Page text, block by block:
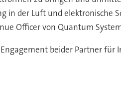
in der Luft und elektronische
Officer von Quantum
beider Partner